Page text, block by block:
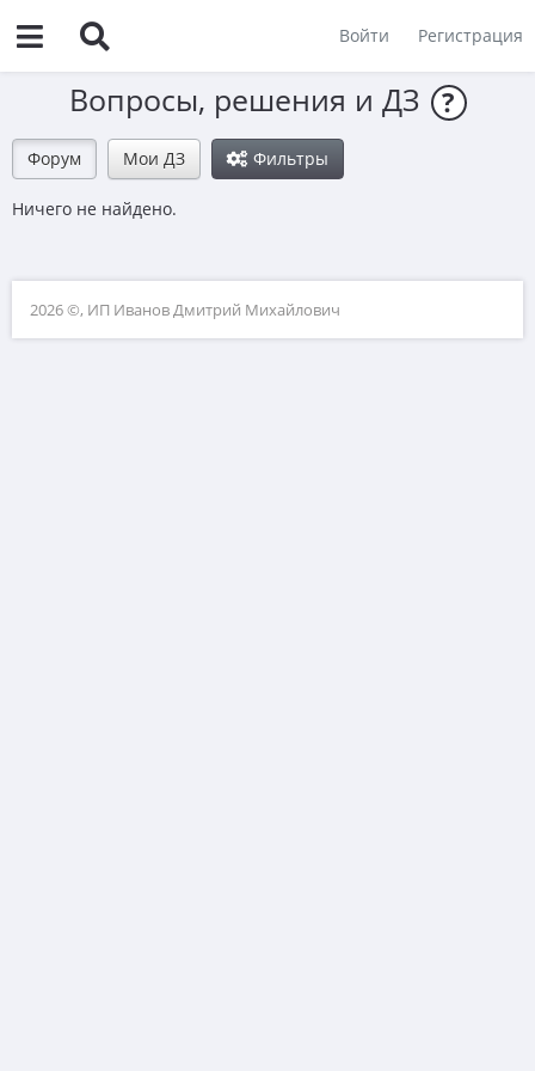
Войти Регистрация
Вопросы, решения и ДЗ ?
Форум Мои ДЗ Фильтры
Ничего не найдено.
2026 ©, ИП Иванов Дмитрий Михайлович